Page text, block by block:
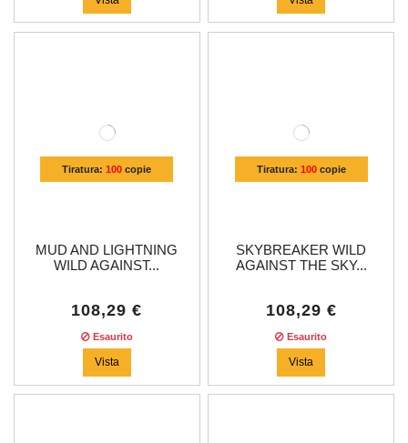
Tiratura:100 copie
MUD AND LIGHTNING
WILD AGAINST...
108,29 €
Esaurito
Vista
Tiratura: 100copie
SKYBREAKER WILD
AGAINST THE SKY...
108,29 €
Esaurito
Vista